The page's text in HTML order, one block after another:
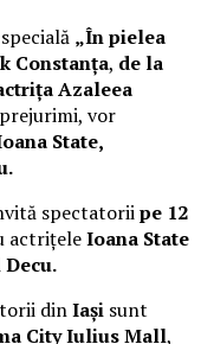
„În pielea
Constanța, de la
Azaleea
vor
State,
spectatoriipe 12
actrițeleIoana State
dinIași sunt
City Iulius Mall,